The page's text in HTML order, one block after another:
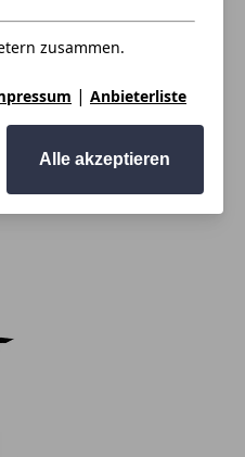
zusammen.
| Anbieterliste
Alle akzeptieren